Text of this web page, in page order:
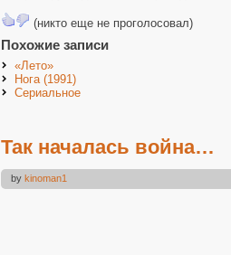
(никто еще не проголосовал)
Похожие записи
«Лето»
Нога (1991)
Сериальное
Так началась война…
by kinoman1